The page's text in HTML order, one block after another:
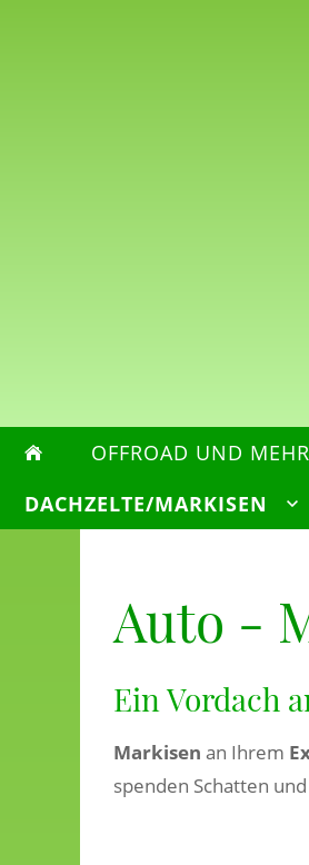
OFFROAD UND
DACHZELTE/MARKISEN
Auto -
Ein Vordach
Markisen an Ihrem
spenden Schatten